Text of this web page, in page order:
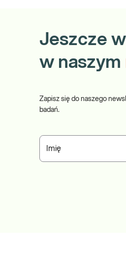
Jeszcze
w naszym
Zapisz się do naszego
badań.
Imię